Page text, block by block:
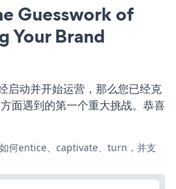
Guesswork of
Your Brand
启动并开始运营，那么您已经克
面遇到的第一个重大挑战。恭喜
何entice、captivate、turn，并支